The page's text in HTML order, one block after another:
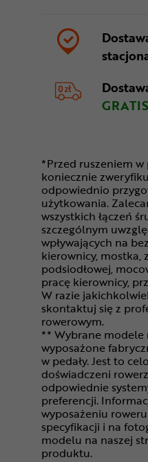
*Przed ruszeniem w
koniecznie
odpowiednio
użytkowania.
wszystkich łączeń
szczególnym
wpływających na
kierownicy, mostka,
podsiodłowej,
pracę kierownicy,
W razie
skontaktuj się z
rowerowym.
** Wybrane modele
wyposażone
w pedały. Jest to
doświadczeni
odpowiednie
preferencji.
wyposażeniu
specyfikacji i na
modelu na naszej
produktu.